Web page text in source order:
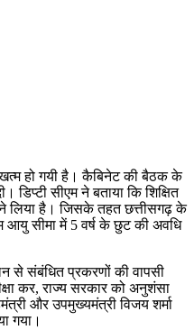
हो गयी है। कैबिनेट की बैठक के
डिप्टी सीएम ने बताया कि शिक्षित
लिया है। जिसके तहत छत्तीसगढ़ के
आयु सीमा में 5 वर्ष के छुट की अवधि
से संबंधित प्रकरणों की वापसी
कर, राज्य सरकार को अनुशंसा
और उपमुख्यमंत्री विजय शर्मा
गया।